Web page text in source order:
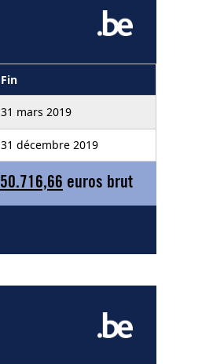
Fin
31 mars 2019
31 décembre 2019
50.716,66 euros brut